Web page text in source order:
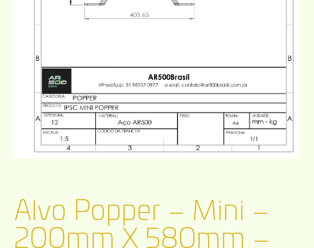
Alvo Popper – Mini –
200mm X 580mm –